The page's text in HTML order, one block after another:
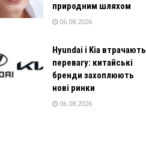
природним шляхом
06.08.2026
Hyundai і Kia втрачають
перевагу: китайські
бренди захоплюють
нові ринки
06.08.2026